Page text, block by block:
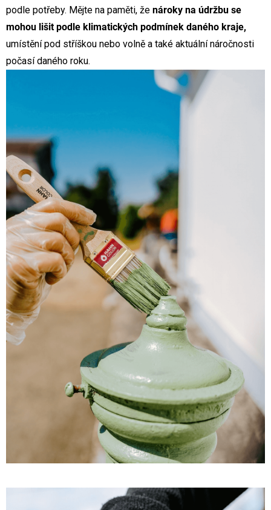
podle potřeby. Mějte na paměti, že nároky na údržbu se
mohou lišit podle klimatických podmínek daného kraje,
umístění pod stříškou nebo volně a také aktuální náročnosti
počasí daného roku.